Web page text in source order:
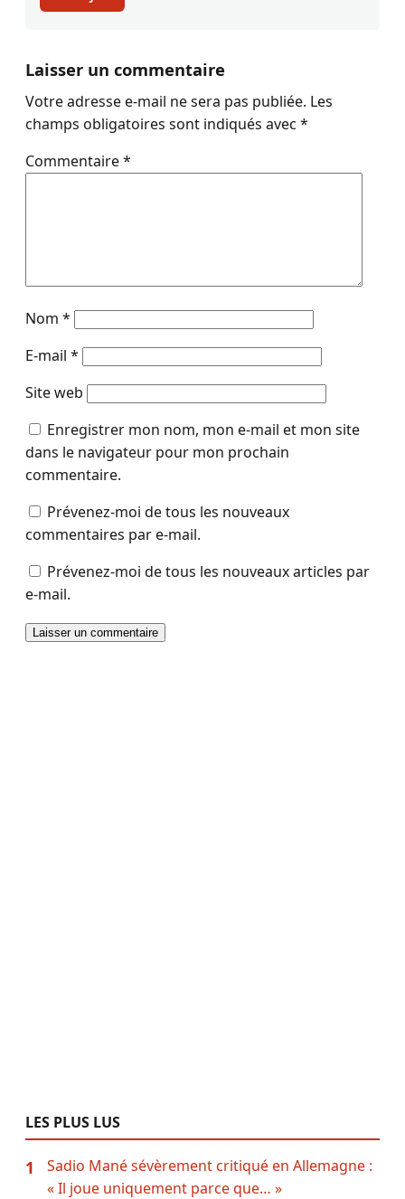
Laisser un commentaire
Votre adresse e-mail ne sera pas publiée. Les
champs obligatoires sont indiqués avec *
Commentaire*
Nom *
E-mail *
Site web
Enregistrer mon nom, mon e-mail et mon site
dans le navigateur pour mon prochain
commentaire.
Prévenez-moi de tous les nouveaux
commentaires par e-mail.
Prévenez-moi de tous les nouveaux articles par
e-mail.
LES PLUS LUS
1
Sadio Mané sévèrement critiqué en Allemagne :
« Il joue uniquement parce que… »